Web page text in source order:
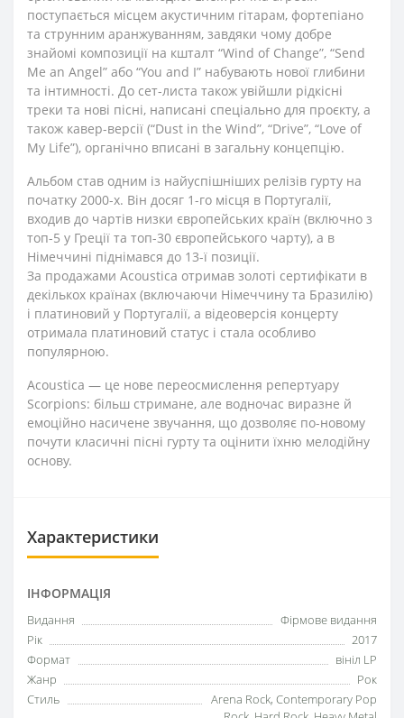
поступається місцем акустичним гітарам, фортепіано
та струнним аранжуванням, завдяки чому добре
знайомі композиції на кшталт “Wind of Change”, “Send
Me an Angel” або “You and I” набувають нової глибини
та інтимності. До сет-листа також увійшли рідкісні
треки та нові пісні, написані спеціально для проєкту, а
також кавер-версії (“Dust in the Wind”, “Drive”, “Love of
My Life”), органічно вписані в загальну концепцію.
Альбом став одним із найуспішніших релізів гурту на
початку 2000-х. Він досяг 1-го місця в Португалії,
входив до чартів низки європейських країн (включно з
топ-5 у Греції та топ-30 європейського чарту), а в
Німеччині піднімався до 13-ї позиції.
За продажами Acoustica отримав золоті сертифікати в
декількох країнах (включаючи Німеччину та Бразилію)
і платиновий у Португалії, а відеоверсія концерту
отримала платиновий статус і стала особливо
популярною.
Acoustica — це нове переосмислення репертуару
Scorpions: більш стримане, але водночас виразне й
емоційно насичене звучання, що дозволяє по-новому
почути класичні пісні гурту та оцінити їхню мелодійну
основу.
Характеристики
ІНФОРМАЦІЯ
Видання
Фірмове видання
Рік
2017
Формат
вініл LP
Жанр
Рок
Стиль
Arena Rock, Contemporary Pop